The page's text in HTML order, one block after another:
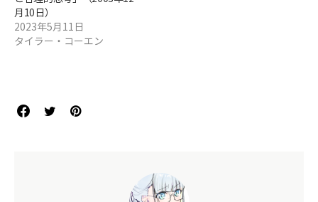
月10日）
2023年5月11日
タイラー・コーエン